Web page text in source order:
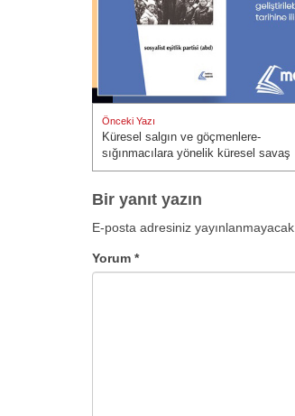
Yazı
gezinmesi
Önceki Yazı
Önceki Yazı:
Küresel salgın ve göçmenlere-
sığınmacılara yönelik küresel savaş
Bir yanıt yazın
E-posta adresiniz yayınlanmayacak.
Yorum *